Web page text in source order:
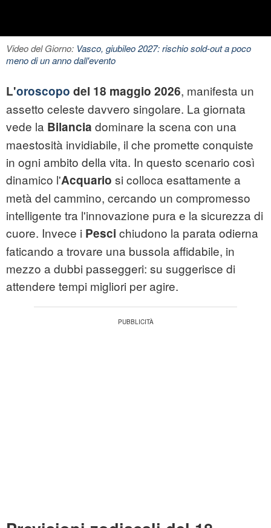
Video del Giorno: Vasco, giubileo 2027: rischio sold-out a poco
meno di un anno dall'evento
L'oroscopo del 18 maggio 2026, manifesta un
assetto celeste davvero singolare. La giornata
vede la Bilancia dominare la scena con una
maestosità invidiabile, il che promette conquiste
in ogni ambito della vita. In questo scenario così
dinamico l'Acquario si colloca esattamente a
metà del cammino, cercando un compromesso
intelligente tra l'innovazione pura e la sicurezza di
cuore. Invece i Pesci chiudono la parata odierna
faticando a trovare una bussola affidabile, in
mezzo a dubbi passeggeri: su suggerisce di
attendere tempi migliori per agire.